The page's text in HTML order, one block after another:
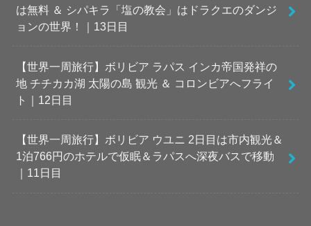
は無料 ＆ シパキラ「塩の教会」はドラクエのダンジ
ョンの世界！｜13日目
【世界一周旅行】ボリビア ラパス インカ帝国発祥の
地 チチカカ湖 太陽の島 観光 ＆ コロンビアへフライ
ト｜12日目
【世界一周旅行】ボリビア ウユニ 2日目は市内観光＆
1泊766円のホテルで仮眠＆ラパスへ深夜バスで移動
｜11日目